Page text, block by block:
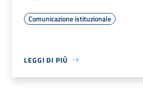
Comunicazione istituzionale
LEGGI DI PIÙ